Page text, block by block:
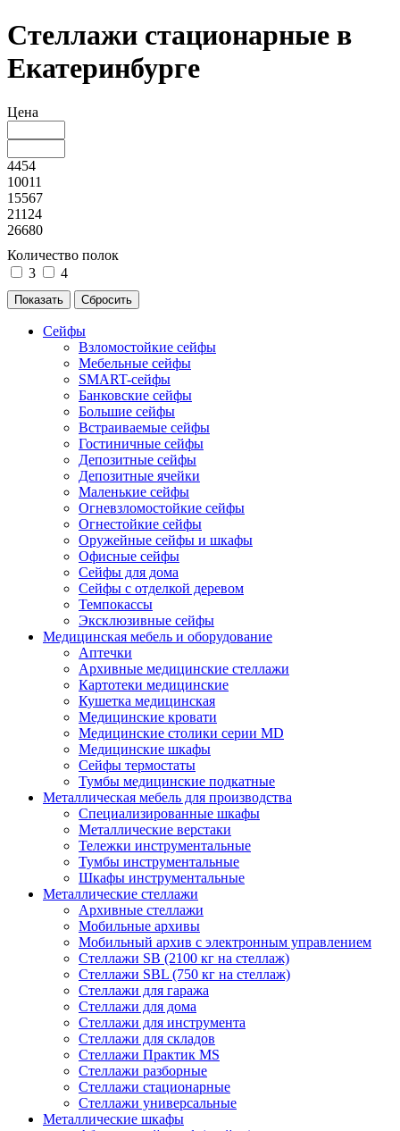
Стеллажи стационарные в
Екатеринбурге
Цена
4454
10011
15567
21124
26680
Количество полок
3
4
Сейфы
Взломостойкие сейфы
Мебельные сейфы
SMART-сейфы
Банковские сейфы
Большие сейфы
Встраиваемые сейфы
Гостиничные сейфы
Депозитные сейфы
Депозитные ячейки
Маленькие сейфы
Огневзломостойкие сейфы
Огнестойкие сейфы
Оружейные сейфы и шкафы
Офисные сейфы
Сейфы для дома
Сейфы с отделкой деревом
Темпокассы
Эксклюзивные сейфы
Медицинская мебель и оборудование
Аптечки
Архивные медицинские стеллажи
Картотеки медицинские
Кушетка медицинская
Медицинские кровати
Медицинские столики серии MD
Медицинские шкафы
Сейфы термостаты
Тумбы медицинские подкатные
Металлическая мебель для производства
Cпециализированные шкафы
Металлические верстаки
Тележки инструментальные
Тумбы инструментальные
Шкафы инструментальные
Металлические стеллажи
Архивные стеллажи
Мобильные архивы
Мобильный архив с электронным управлением
Стеллажи SB (2100 кг на стеллаж)
Стеллажи SBL (750 кг на стеллаж)
Стеллажи для гаража
Стеллажи для дома
Стеллажи для инструмента
Стеллажи для складов
Стеллажи Практик MS
Стеллажи разборные
Стеллажи стационарные
Стеллажи универсальные
Металлические шкафы